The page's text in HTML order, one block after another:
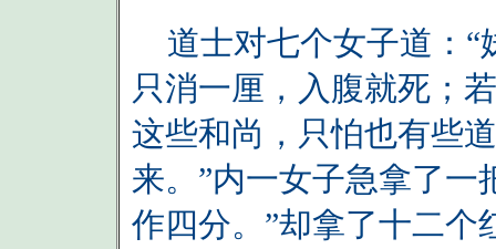
道士对七个女子道：“
只消一厘，入腹就死；
这些和尚，只怕也有些
来。”内一女子急拿了一
作四分。”却拿了十二个